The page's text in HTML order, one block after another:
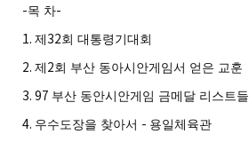
-목 차-
1. 제 32회 대통령기대회
2. 제 2회 부산 동아시안게임서 얻은 교훈
3. 97 부산 동안시안게임 금메달 리스트들
4. 우수도장을 찾아서 - 용일체육관